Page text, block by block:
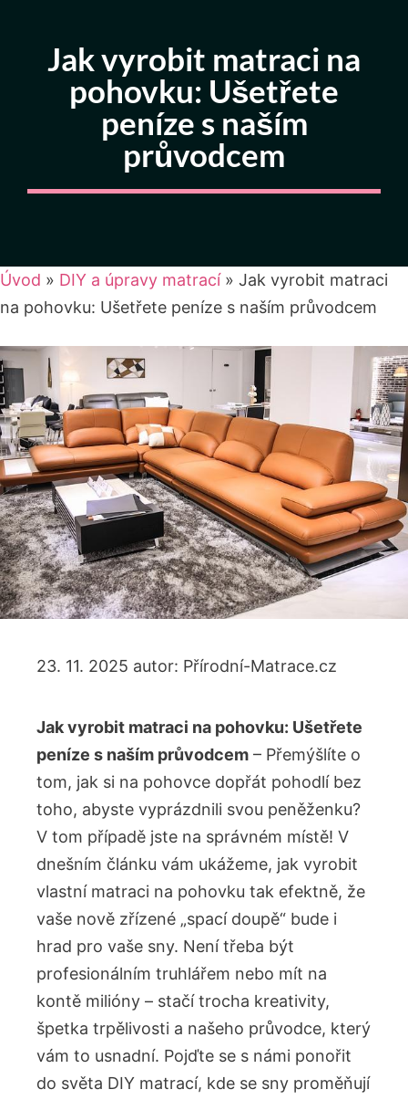
Jak vyrobit matraci na
pohovku: Ušetřete
peníze s naším
průvodcem
Úvod » DIY a úpravy matrací» Jak vyrobit matraci
na pohovku: Ušetřete peníze s naším průvodcem
23. 11. 2025 autor: Přírodní-Matrace.cz
Jak vyrobit matraci na pohovku: Ušetřete
peníze s naším průvodcem – Přemýšlíte o
tom, jak si na pohovce dopřát pohodlí bez
toho, abyste vyprázdnili svou peněženku?
V tom případě jste na správném místě! V
dnešním článku vám ukážeme, jak vyrobit
vlastní matraci na pohovku tak efektně, že
vaše nově zřízené „spací doupě“ bude i
hrad pro vaše sny. Není třeba být
profesionálním truhlářem nebo mít na
kontě milióny – stačí trocha kreativity,
špetka trpělivosti a našeho průvodce, který
vám to usnadní. Pojďte se s námi ponořit
do světa DIY matrací, kde se sny proměňují